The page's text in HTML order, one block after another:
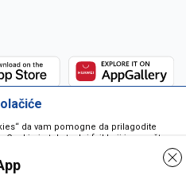
da vam pomogne da prilagodite
je tekstualni fajl koji je smešten
vašem računaru. Cookie-i su
biti pročitani od strane web servera